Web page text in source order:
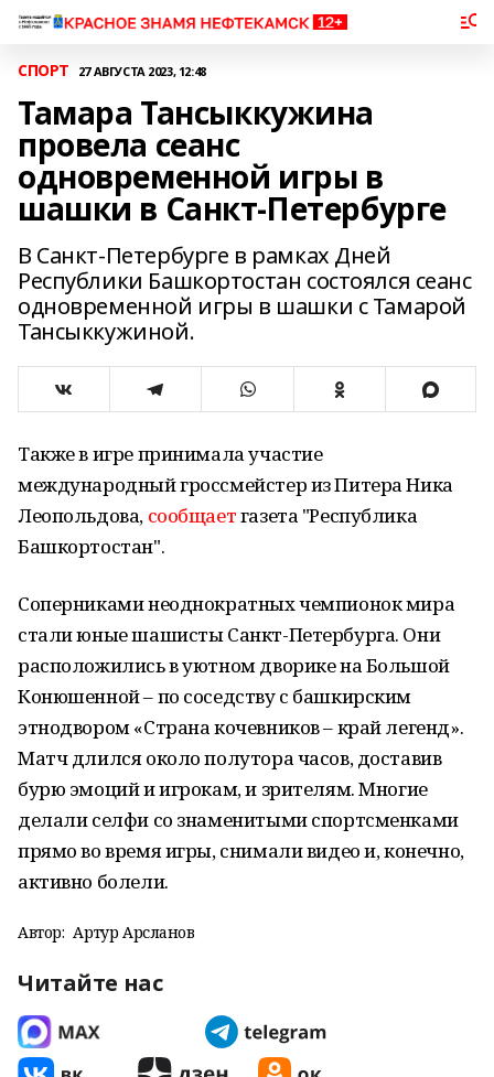
СПОРТ 27 АВГУСТА 2023, 12:48
Тамара Тансыккужина
провела сеанс
одновременной игры в
шашки в Санкт-Петербурге
В Санкт-Петербурге в рамках Дней
Республики Башкортостан состоялся сеанс
одновременной игры в шашки с Тамарой
Тансыккужиной.
Также в игре принимала участие
международный гроссмейстер из Питера Ника
Леопольдова, сообщаетгазета "Республика
Башкортостан".
Соперниками неоднократных чемпионок мира
стали юные шашисты Санкт-Петербурга. Они
расположились в уютном дворике на Большой
Конюшенной – по соседству с башкирским
этнодвором «Страна кочевников – край легенд».
Матч длился около полутора часов, доставив
бурю эмоций и игрокам, и зрителям. Многие
делали селфи со знаменитыми спортсменками
прямо во время игры, снимали видео и, конечно,
активно болели.
Автор: Артур Арсланов
Читайте нас